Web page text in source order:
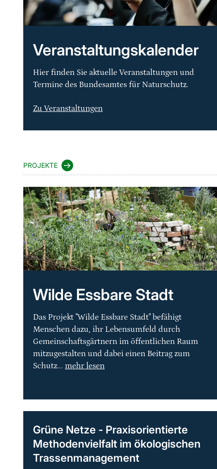
Veranstaltungskalender
Hier finden Sie aktuelle Veranstaltungen und
Termine des Bundesamtes für Naturschutz.
Zu Veranstaltungen
PROJEKTE
Wilde Essbare Stadt
Das Projekt "Wilde Essbare Stadt" befähigt
Menschen dazu, ihr Lebensumfeld durch
Gemeinschaftsgärtnern im öffentlichen Raum
mitzugestalten und dabei einen Beitrag zum
Schutz... mehr lesen
Grüne Netze - Praxisorientierte
Methodenvielfalt im ökologischen
Trassenmanagement